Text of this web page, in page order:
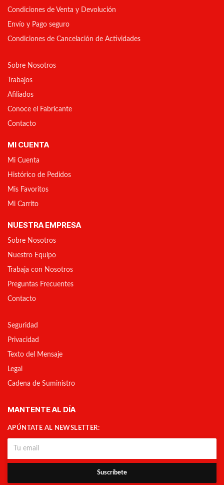
Condiciones de Venta y Devolución
Envío y Pago seguro
Condiciones de Cancelación de Actividades
Sobre Nosotros
Trabajos
Afiliados
Conoce el Fabricante
Contacto
MI CUENTA
Mi Cuenta
Histórico de Pedidos
Mis Favoritos
Mi Carrito
NUESTRA EMPRESA
Sobre Nosotros
Nuestro Equipo
Trabaja con Nosotros
Preguntas Frecuentes
Contacto
Seguridad
Privacidad
Texto del Mensaje
Legal
Cadena de Suministro
MANTENTE AL DÍA
APÚNTATE AL NEWSLETTER:
Suscríbete